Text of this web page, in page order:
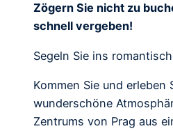
Zögern Sie nicht zu
schnell vergeben!
Segeln Sie ins
Kommen Sie und erleben
wunderschöne
Zentrums von Prag aus